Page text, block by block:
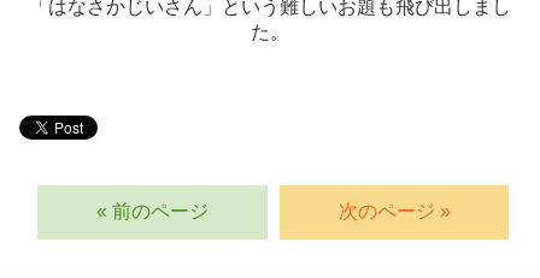
「はなさかじいさん」という難しいお題も飛び出しまし
た。
« 前のページ 次のページ »